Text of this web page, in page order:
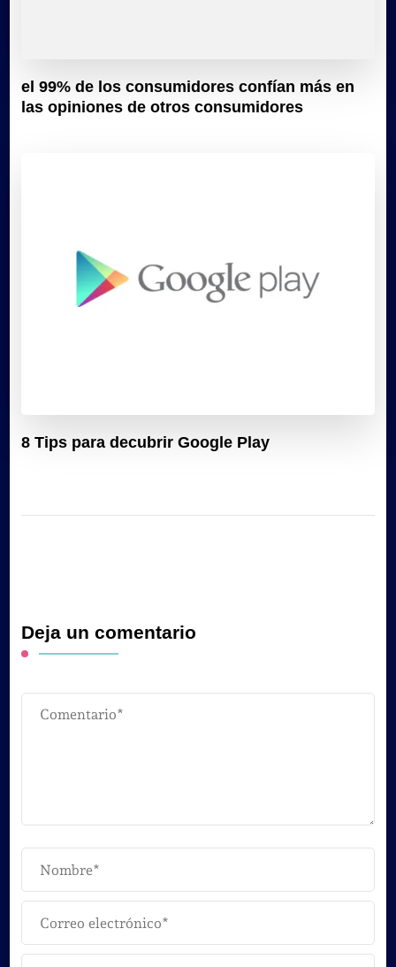
el 99% de los consumidores confían más en
las opiniones de otros consumidores
8 Tips para decubrir Google Play
Deja un comentario